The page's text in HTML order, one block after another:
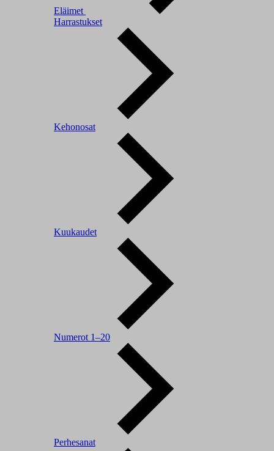
Eläimet
Harrastukset
Kehonosat
Kuukaudet
Numerot 1–20
Perhesanat